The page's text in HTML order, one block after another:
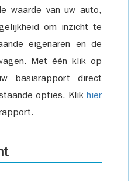
waarde van uw auto,
om inzicht te
eigenaren en de
Met één klik op
basisrapport direct
opties. Klik hier